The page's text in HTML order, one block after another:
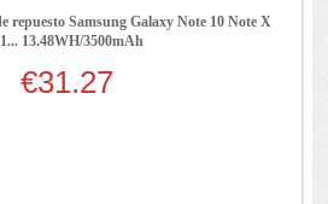
repuesto Samsung Galaxy Note 10 Note X
13.48WH/3500mAh
€31.27